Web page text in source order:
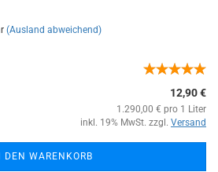
(Ausland abweichend)
12,90 €
1.290,00 € pro 1 Liter
inkl. 19% MwSt. zzgl. Versand
DEN WARENKORB